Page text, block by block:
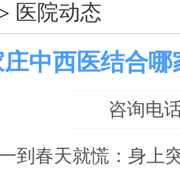
医院动态
中西医结合
咨询电
到春天就慌：身上